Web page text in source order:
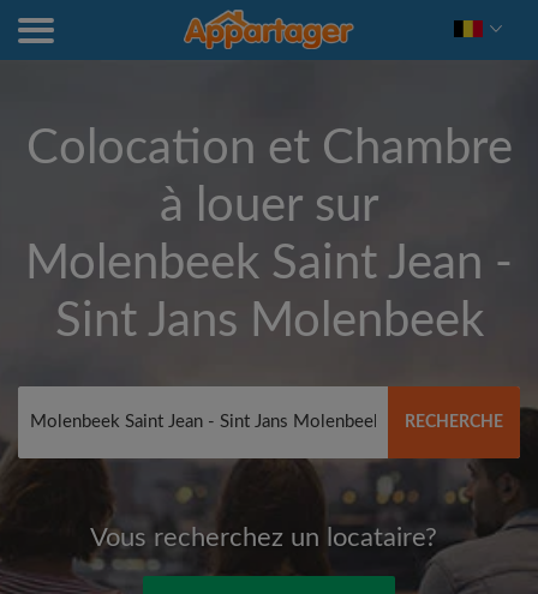
Colocation et Chambre
à louer sur
Molenbeek Saint Jean -
Sint Jans Molenbeek
RECHERCHE
Vous recherchez un locataire?